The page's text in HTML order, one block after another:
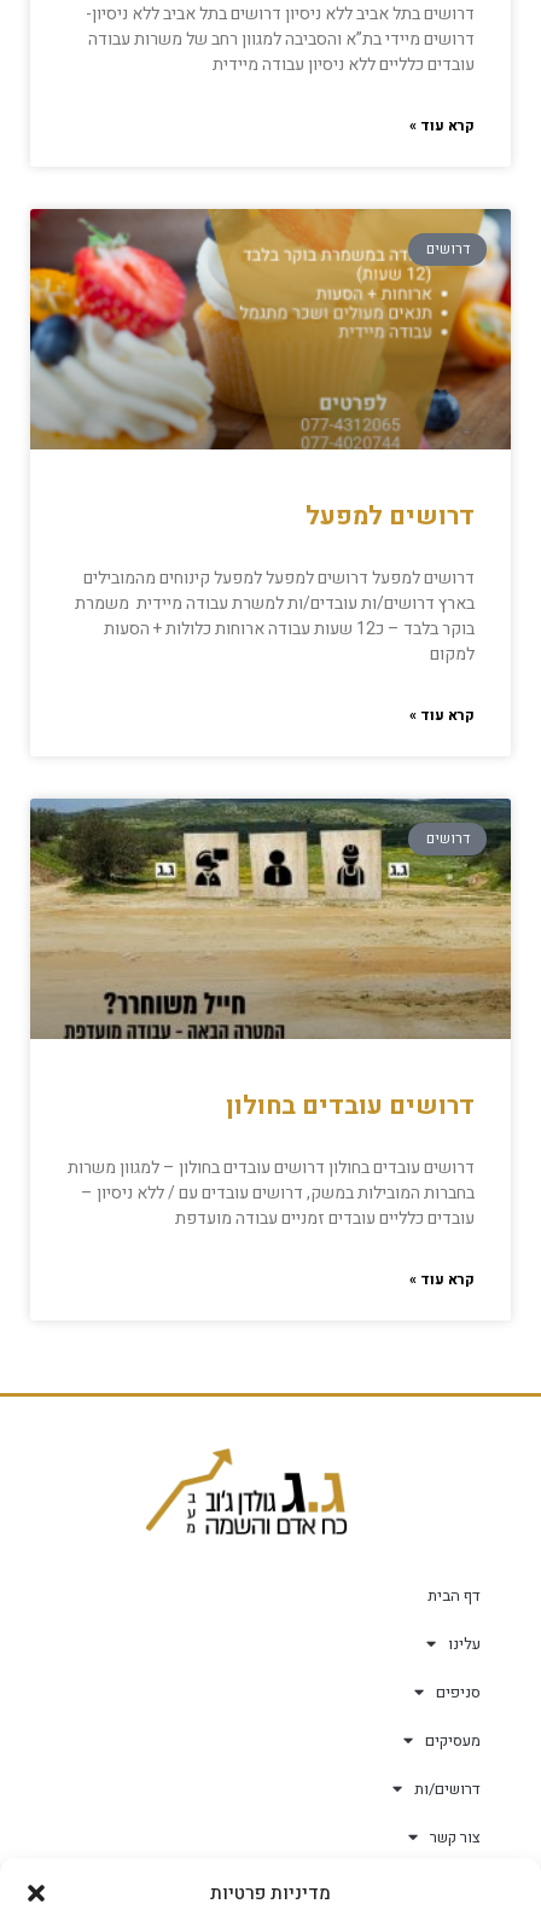
מדיניות פרטיות
דרושים בתל אביב ללא ניסיון דרושים בתל אביב ללא ניסיון-
דרושים מיידי בת”א והסביבה למגוון רחב של משרות עבודה
עובדים כלליים ללא ניסיון עבודה מיידית
קרא עוד »
דרושים
דרושים למפעל
דרושים למפעל דרושים למפעל למפעל קינוחים מהמובילים
בארץ דרושים/ות עובדים/ות למשרת עבודה מיידית משמרת
בוקר בלבד – כ12 שעות עבודה ארוחות כלולות + הסעות
למקום
קרא עוד »
דרושים
דרושים עובדים בחולון
דרושים עובדים בחולון דרושים עובדים בחולון – למגוון משרות
בחברות המובילות במשק, דרושים עובדים עם / ללא ניסיון –
עובדים כלליים עובדים זמניים עבודה מועדפת
קרא עוד »
דף הבית
עלינו
סניפים
מעסיקים
דרושים/ות
צור קשר